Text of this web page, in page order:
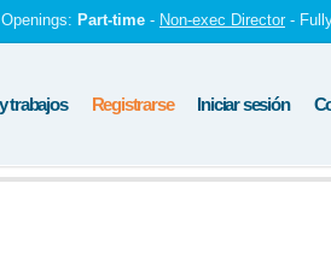
Part-time - Non-exec Director -
trabajos Registrarse Iniciar sesión